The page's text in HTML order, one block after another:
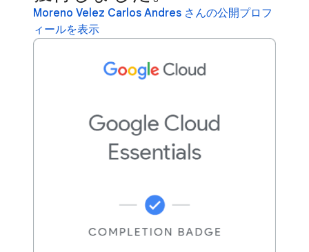
Moreno Velez Carlos Andres さんの公開プロフ
ィールを表示